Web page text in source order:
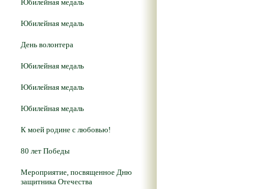
Юбилейная медаль
Юбилейная медаль
День волонтера
Юбилейная медаль
Юбилейная медаль
Юбилейная медаль
К моей родине с любовью!
80 лет Победы
Мероприятие, посвященное Дню
защитника Отечества